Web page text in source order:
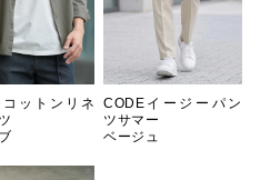
ットンリネ
CODEイージーパン
ツサマー
ベージュ